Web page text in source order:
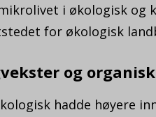
i økologisk og
for økologisk
og
hadde høyere